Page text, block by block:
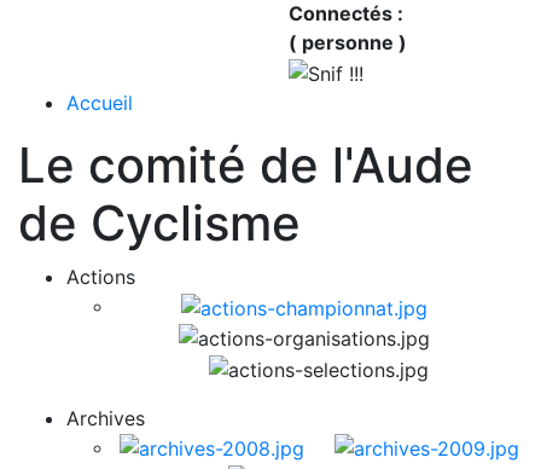
Connectés :
( personne )
Accueil
Le comité de l'Aude
de Cyclisme
Actions
Archives